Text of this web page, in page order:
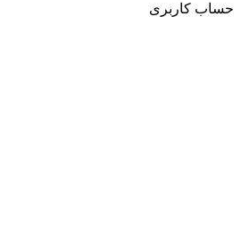
حساب کاربری